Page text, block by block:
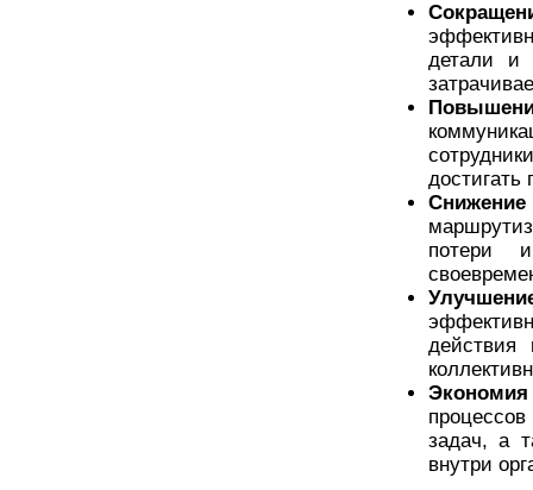
детали и
достигать
потери
задач, а
внутри